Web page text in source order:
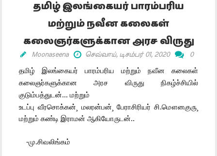
தமிழ் இலங்கையர் பாரம்பரிய
மற்றும் நவீன கலைகள்
கலைஞர்களுக்கான அரச விருது
Moonaseena செவ்வாய், டிசம்பர் 01, 2020 0
தமிழ் இலங்கையர் பாரம்பரிய மற்றும் நவீன கலைகள்
கலைஞர்களுக்கான அரச விருது நிகழ்ச்சியில்
குடும்பத்துடன்... மற்றும்
உடப்பு வீரசொக்கன்¸ மலரன்பன்¸ பேராசிரியர் சி.மௌனகுரு¸
மற்றும் கண்டி இராமன் ஆகியோருடன்..
-மு.சிவலிங்கம்